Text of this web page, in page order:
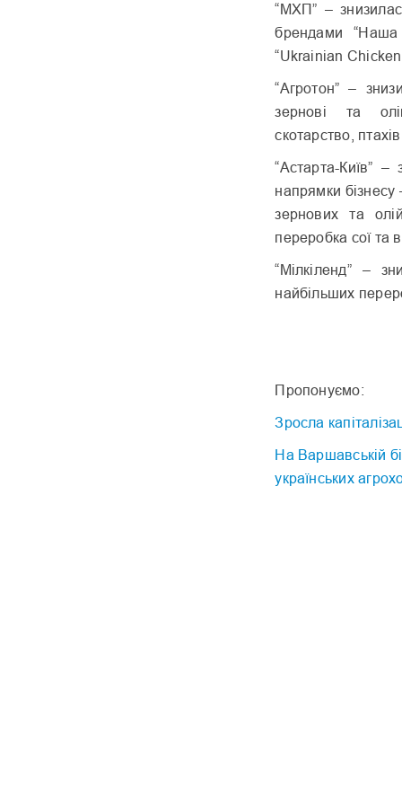
“МХП” –
брендами “Наша
“Ukrainian
“Агротон” –
зернові та
скотарство,
“Астарта-Київ”
напрямки бізнесу
зернових та
переробка сої та
“Мілкіленд” –
найбільших
Пропонуємо:
Зросла
На Варшавській
українських